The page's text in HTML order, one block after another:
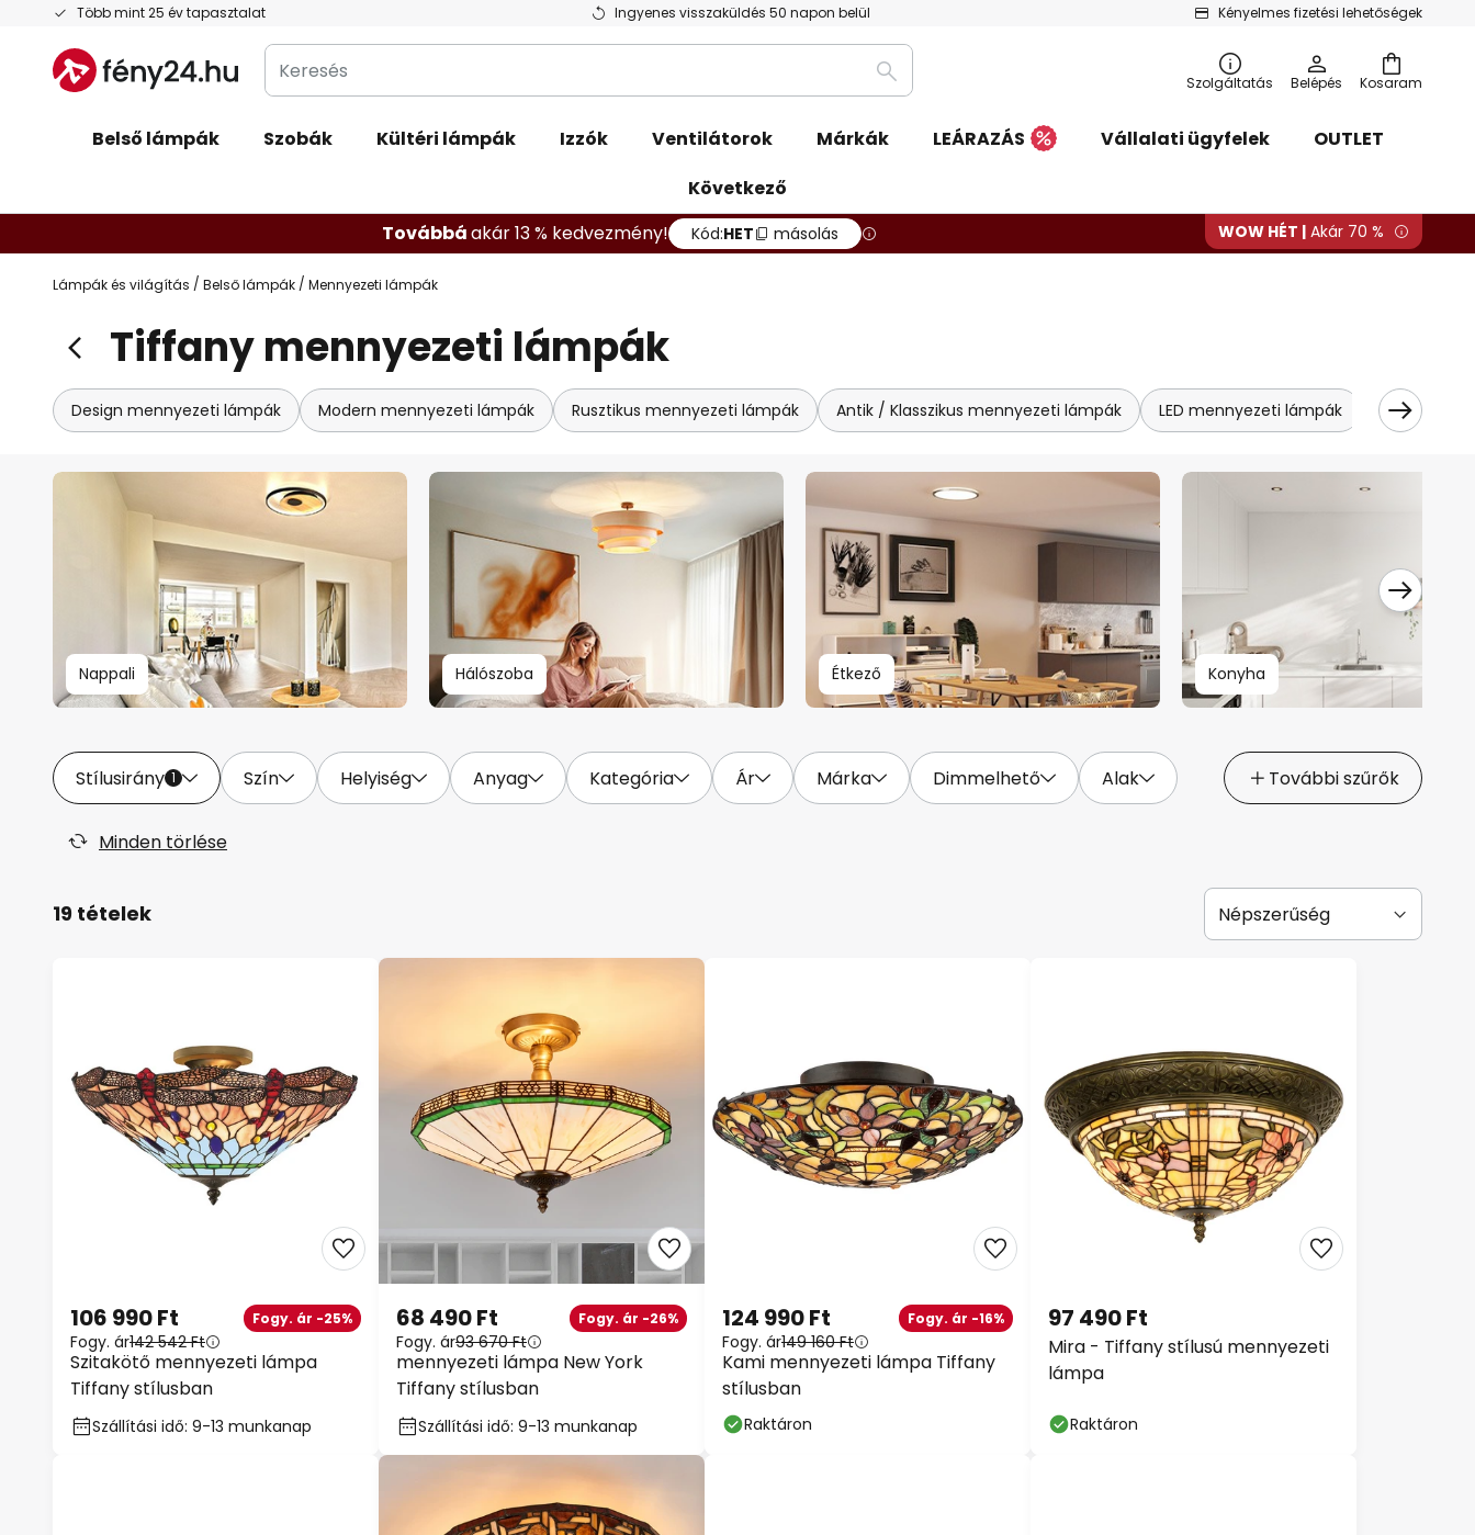
Több mint 25 év tapasztalat Ingyenes visszaküldés 50 napon belül Kényelmes fizetési lehetőségek
Ugrás
tartalomhoz
Kosaram
Keresés
Keresés
Szolgáltatás Belépés
Belső lámpák Szobák Kültéri lámpák Izzók Ventilátorok Márkák LEÁRAZÁS Vállalati ügyfelek
OUTLET
Következő
Továbbáakár 13 % kedvezmény! Kód:HET másolás WOW HÉT | Akár 70 %
Lámpák és világítás Belső lámpák Mennyezeti lámpák
Tiffany mennyezeti lámpák
Design mennyezeti lámpák Modern mennyezeti lámpák Rusztikus mennyezeti lámpák Antik / Klasszikus mennyezeti lámpák LED mennyezeti lámpák LED panel
Nappali Hálószoba Étkező Konyha
Stílusirány 1 Szín Helyiség Anyag Kategória Ár Márka Dimmelhető Alak További szűrők
Minden törlése
19 tételek
Szitakötő mennyezeti lámpa
Tiffany stílusban
106 990 Ft Fogy. ár -25%
Fogy. ár142 542 Ft
Szállítási idő: 9-13 munkanap
mennyezeti lámpa New York
Tiffany stílusban
68 490 Ft Fogy. ár -26%
Fogy. ár93 670 Ft
Szállítási idő: 9-13 munkanap
Kami mennyezeti lámpa Tiffany
stílusban
124 990 Ft Fogy. ár -16%
Fogy. ár149 160 Ft
Raktáron
Mira - Tiffany stílusú mennyezeti
lámpa
97 490 Ft
Raktáron